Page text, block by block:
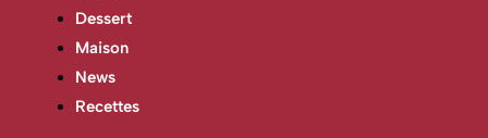
Dessert
Maison
News
Recettes